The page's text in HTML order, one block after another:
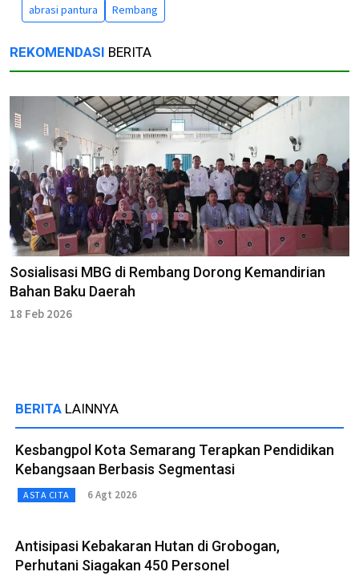
abrasi pantura
Rembang
REKOMENDASI BERITA
Sosialisasi MBG di Rembang Dorong Kemandirian
Bahan Baku Daerah
18 Feb 2026
BERITA LAINNYA
Kesbangpol Kota Semarang Terapkan Pendidikan
Kebangsaan Berbasis Segmentasi
ASTA CITA 6 Agt 2026
Antisipasi Kebakaran Hutan di Grobogan,
Perhutani Siagakan 450 Personel